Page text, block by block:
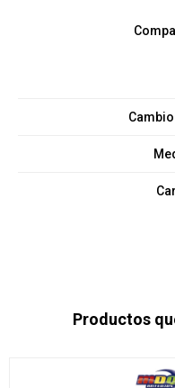
Productos